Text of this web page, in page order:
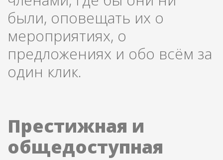
были, оповещать их о
мероприятиях, о
предложениях и обо всём за
один клик.
Престижная и
общедоступная